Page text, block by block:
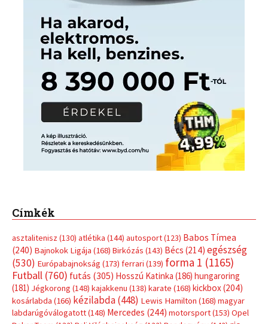
Címkék
asztalitenisz (130) atlétika (144) autosport(123) Babos Tímea
(240) Bajnokok Ligája (168) Birkózás (143) Bécs (214) egészség
(530) Európabajnokság (173) ferrari (139) forma 1 (1165)
Futball (760) futás (305) Hosszú Katinka (186) hungaroring
(181) Jégkorong (148) kajakkenu (138) karate (168) kickbox(204)
kosárlabda (166) kézilabda(448) Lewis Hamilton (168) magyar
labdarúgóválogatott(148) Mercedes (244) motorsport(153) Opel